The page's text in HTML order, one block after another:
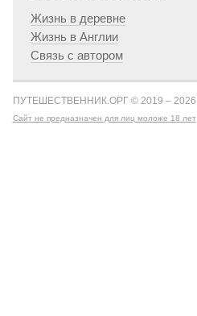
Жизнь в деревне
Жизнь в Англии
Связь с автором
ПУТЕШЕСТВЕННИК.ОРГ © 2019 – 2026
Сайт не предназначен для лиц моложе 18 лет